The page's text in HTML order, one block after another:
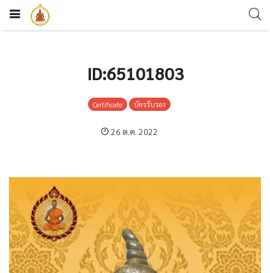
ID:65101803
Certificate บัตรรับรอง
26 ต.ค. 2022